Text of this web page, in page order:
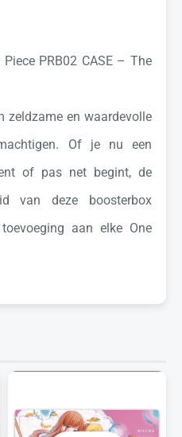
PRB02 CASE – The
zeldzame en waardevolle
Of je nu een
of pas net begint, de
van deze boosterbox
aan elke One